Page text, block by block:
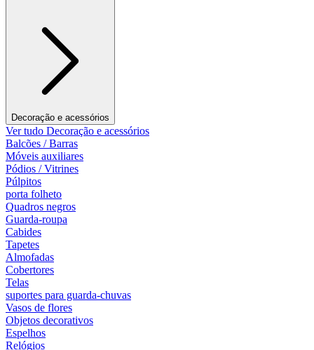
Decoração e acessórios
Ver tudo Decoração e acessórios
Balcões / Barras
Móveis auxiliares
Pódios / Vitrines
Púlpitos
porta folheto
Quadros negros
Guarda-roupa
Cabides
Tapetes
Almofadas
Cobertores
Telas
suportes para guarda-chuvas
Vasos de flores
Objetos decorativos
Espelhos
Relógios